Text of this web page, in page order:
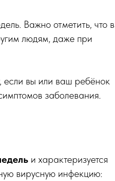
Важно отметить, что в
людям, даже при
если вы или ваш ребёнок
заболевания.
и характеризуется
вирусную инфекцию: